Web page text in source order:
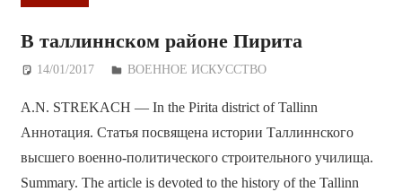
В таллиннском районе Пирита
14/01/2017 Дежурный по Редакции
ВОЕННОЕ ИСКУССТВО
A.N. STREKACH — In the Pirita district of Tallinn
Аннотация. Статья посвящена истории Таллиннского
высшего военно-политического строительного училища.
Summary. The article is devoted to the history of the Tallinn